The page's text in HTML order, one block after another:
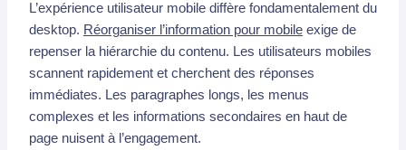
L’expérience utilisateur mobile diffère fondamentalement du
desktop. Réorganiser l’information pour mobileexige de
repenser la hiérarchie du contenu. Les utilisateurs mobiles
scannent rapidement et cherchent des réponses
immédiates. Les paragraphes longs, les menus
complexes et les informations secondaires en haut de
page nuisent à l’engagement.